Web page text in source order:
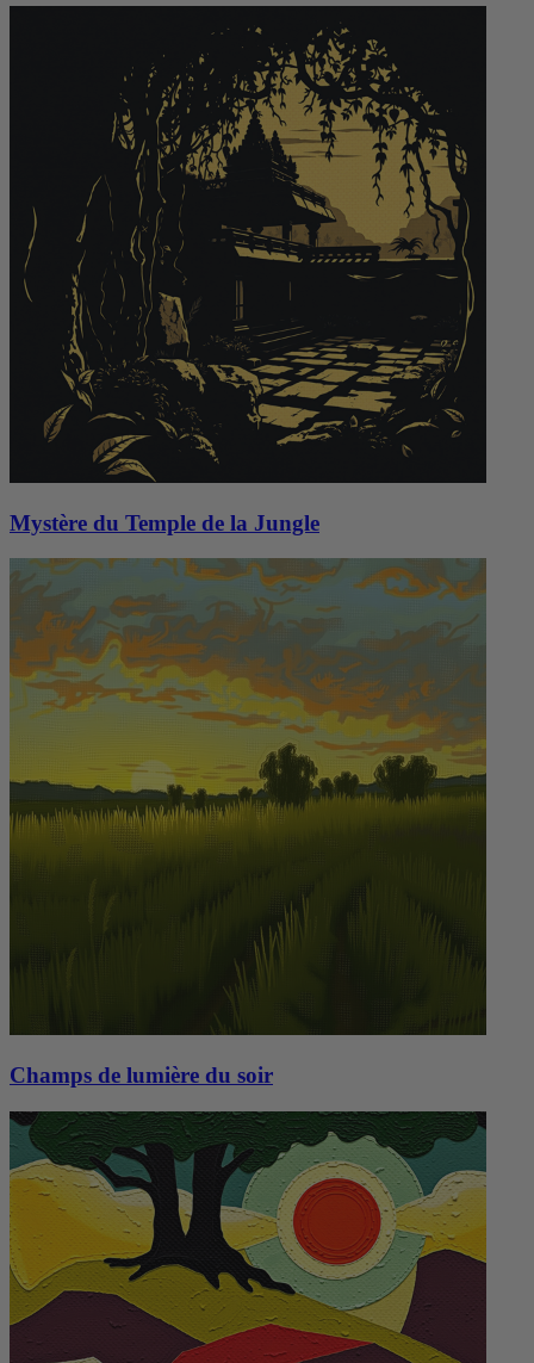
Mystère du Temple de la Jungle
Champs de lumière du soir